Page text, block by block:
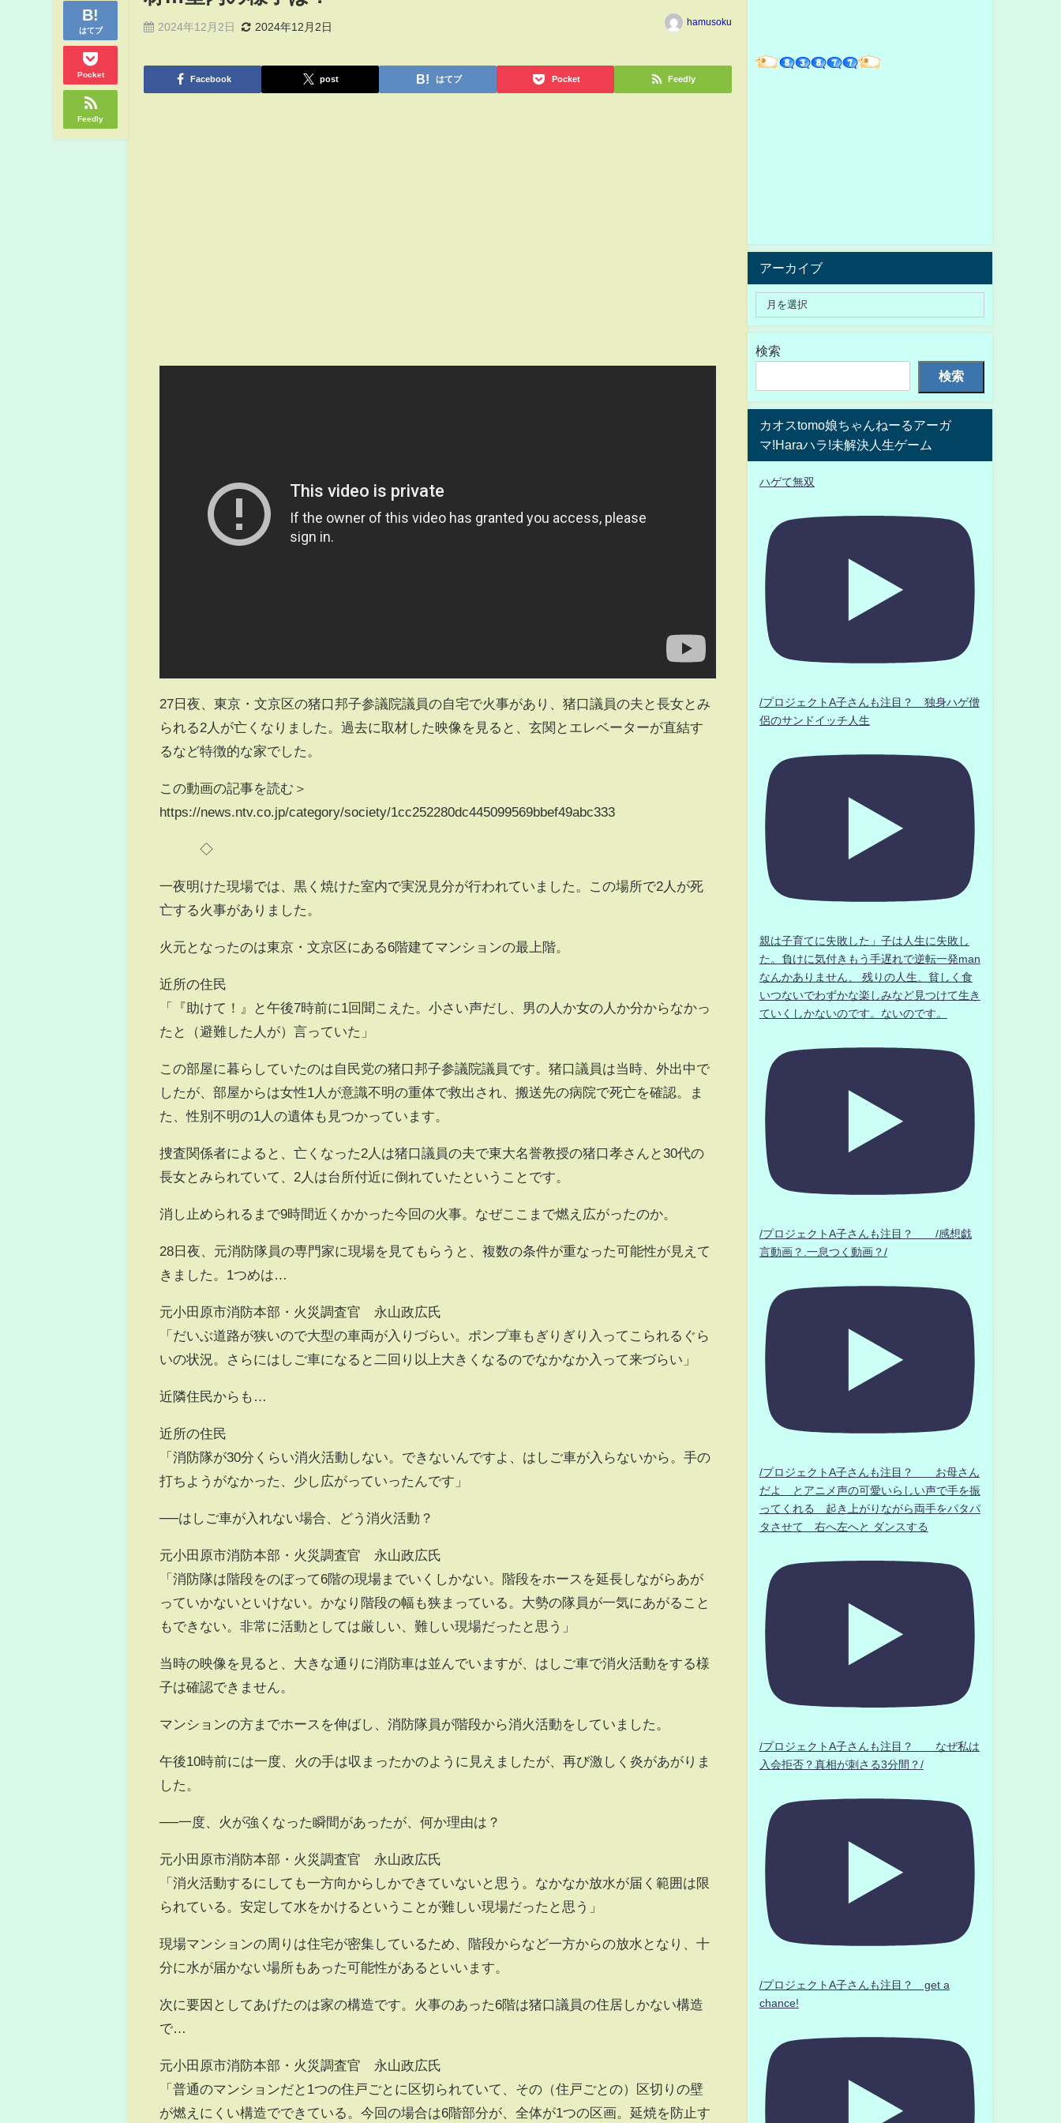
はてブ
Pocket
Feedly
2024年12月2日 2024年12月2日 hamusoku
Facebook post はてブ Pocket Feedly
27日夜、東京・文京区の猪口邦子参議院議員の自宅で火事があり、猪口議員の夫と長女とみ
られる2人が亡くなりました。過去に取材した映像を見ると、玄関とエレベーターが直結す
るなど特徴的な家でした。
この動画の記事を読む＞
https://news.ntv.co.jp/category/society/1cc252280dc445099569bbef49abc333
◇
一夜明けた現場では、黒く焼けた室内で実況見分が行われていました。この場所で2人が死
亡する火事がありました。
火元となったのは東京・文京区にある6階建てマンションの最上階。
近所の住民
「『助けて！』と午後7時前に1回聞こえた。小さい声だし、男の人か女の人か分からなかっ
たと（避難した人が）言っていた」
この部屋に暮らしていたのは自民党の猪口邦子参議院議員です。猪口議員は当時、外出中で
したが、部屋からは女性1人が意識不明の重体で救出され、搬送先の病院で死亡を確認。ま
た、性別不明の1人の遺体も見つかっています。
捜査関係者によると、亡くなった2人は猪口議員の夫で東大名誉教授の猪口孝さんと30代の
長女とみられていて、2人は台所付近に倒れていたということです。
消し止められるまで9時間近くかかった今回の火事。なぜここまで燃え広がったのか。
28日夜、元消防隊員の専門家に現場を見てもらうと、複数の条件が重なった可能性が見えて
きました。1つめは…
元小田原市消防本部・火災調査官 永山政広氏
「だいぶ道路が狭いので大型の車両が入りづらい。ポンプ車もぎりぎり入ってこられるぐら
いの状況。さらにはしご車になると二回り以上大きくなるのでなかなか入って来づらい」
近隣住民からも…
近所の住民
「消防隊が30分くらい消火活動しない。できないんですよ、はしご車が入らないから。手の
打ちようがなかった、少し広がっていったんです」
──はしご車が入れない場合、どう消火活動？
元小田原市消防本部・火災調査官 永山政広氏
「消防隊は階段をのぼって6階の現場までいくしかない。階段をホースを延長しながらあが
っていかないといけない。かなり階段の幅も狭まっている。大勢の隊員が一気にあがること
もできない。非常に活動としては厳しい、難しい現場だったと思う」
当時の映像を見ると、大きな通りに消防車は並んでいますが、はしご車で消火活動をする様
子は確認できません。
マンションの方までホースを伸ばし、消防隊員が階段から消火活動をしていました。
午後10時前には一度、火の手は収まったかのように見えましたが、再び激しく炎があがりま
した。
──一度、火が強くなった瞬間があったが、何か理由は？
元小田原市消防本部・火災調査官 永山政広氏
「消火活動するにしても一方向からしかできていないと思う。なかなか放水が届く範囲は限
られている。安定して水をかけるということが難しい現場だったと思う」
現場マンションの周りは住宅が密集しているため、階段からなど一方からの放水となり、十
分に水が届かない場所もあった可能性があるといいます。
次に要因としてあげたのは家の構造です。火事のあった6階は猪口議員の住居しかない構造
で…
元小田原市消防本部・火災調査官 永山政広氏
「普通のマンションだと1つの住戸ごとに区切られていて、その（住戸ごとの）区切りの壁
が燃えにくい構造でできている。今回の場合は6階部分が、全体が1つの区画。延焼を防止す
アーカイブ
検索
検索
カオスtomo娘ちゃんねーるアーガ
マ!Haraハラ!未解決人生ゲーム
ハゲて無双
/プロジェクトA子さんも注目？ 独身ハゲ僧
侶のサンドイッチ人生
親は子育てに失敗した」子は人生に失敗し
た。負けに気付きもう手遅れで逆転一発man
なんかありません、 残りの人生、貧しく食
いつないでわずかな楽しみなど見つけて生き
ていくしかないのです。ないのです。
/プロジェクトA子さんも注目？ /感想戯
言動画？.一息つく動画？/
/プロジェクトA子さんも注目？ お母さん
だよ とアニメ声の可愛いらしい声で手を振
ってくれる 起き上がりながら両手をパタパ
タさせて 右へ左へと ダンスする
/プロジェクトA子さんも注目？ なぜ私は
入会拒否？真相が刺さる3分間？/
/プロジェクトA子さんも注目？ get a
chance!